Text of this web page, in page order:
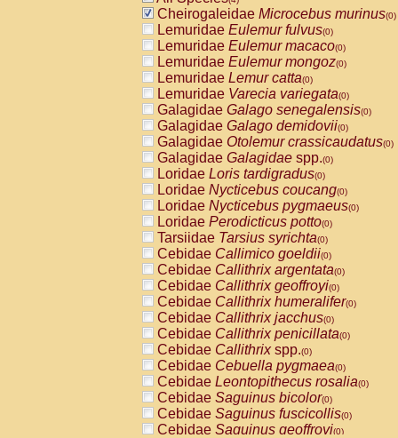
Cheirogaleidae Microcebus murinus(0)
Lemuridae Eulemur fulvus(0)
Lemuridae Eulemur macaco(0)
Lemuridae Eulemur mongoz(0)
Lemuridae Lemur catta(0)
Lemuridae Varecia variegata(0)
Galagidae Galago senegalensis(0)
Galagidae Galago demidovii(0)
Galagidae Otolemur crassicaudatus(0)
Galagidae Galagidae spp.(0)
Loridae Loris tardigradus(0)
Loridae Nycticebus coucang(0)
Loridae Nycticebus pygmaeus(0)
Loridae Perodicticus potto(0)
Tarsiidae Tarsius syrichta(0)
Cebidae Callimico goeldii(0)
Cebidae Callithrix argentata(0)
Cebidae Callithrix geoffroyi(0)
Cebidae Callithrix humeralifer(0)
Cebidae Callithrix jacchus(0)
Cebidae Callithrix penicillata(0)
Cebidae Callithrixspp.(0)
Cebidae Cebuella pygmaea(0)
Cebidae Leontopithecus rosalia(0)
Cebidae Saguinus bicolor(0)
Cebidae Saguinus fuscicollis(0)
Cebidae Saguinus geoffroyi(0)